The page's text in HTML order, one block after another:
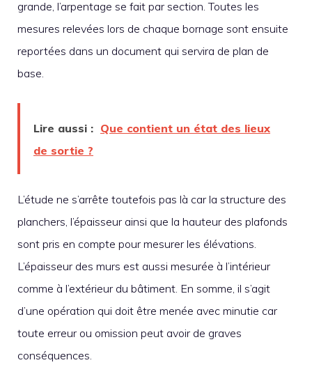
grande, l’arpentage se fait par section. Toutes les
mesures relevées lors de chaque bornage sont ensuite
reportées dans un document qui servira de plan de
base.
Lire aussi : Que contient un état des lieux
de sortie ?
L’étude ne s’arrête toutefois pas là car la structure des
planchers, l’épaisseur ainsi que la hauteur des plafonds
sont pris en compte pour mesurer les élévations.
L’épaisseur des murs est aussi mesurée à l’intérieur
comme à l’extérieur du bâtiment. En somme, il s’agit
d’une opération qui doit être menée avec minutie car
toute erreur ou omission peut avoir de graves
conséquences.